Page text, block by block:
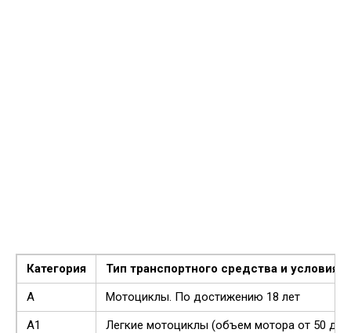
Категория
Тип транспортного средства и условия
А
Мотоциклы. По достижению 18 лет
А1
Легкие мотоциклы (объем мотора от 50 до